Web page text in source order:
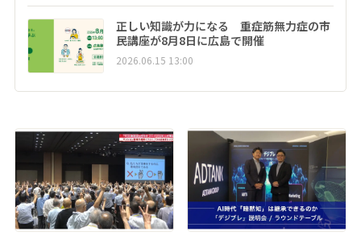
正しい知識が力になる 重症筋無力症の市
民講座が8月8日に広島で開催
2026.06.15 13:00